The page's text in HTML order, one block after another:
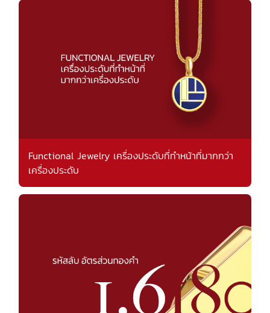
Functional Jewelry เครื่องประดับที่ทำหน้าที่มากกว่า
เครื่องประดับ